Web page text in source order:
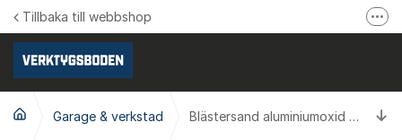
Hoppa till innehåll
Tillbaka till webbshop
Se våra produktvideos
Garage & verkstad Blästersand aluminiumoxid grovlek